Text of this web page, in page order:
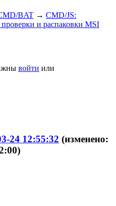
BAT → CMD/JS:
и распаковки MSI
войти или
24 12:55:32 (изменено: